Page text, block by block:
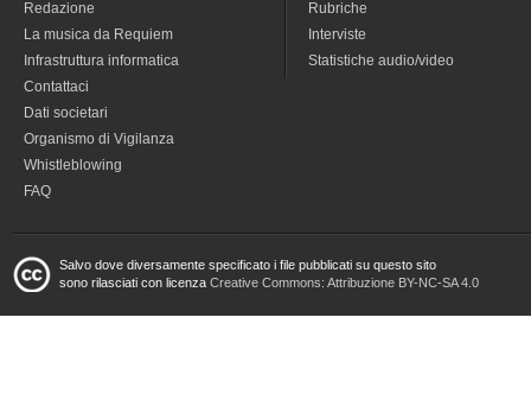
Redazione
La musica da Requiem
Infrastruttura informatica
Contattaci
Dati societari
Organismo di Vigilanza
Whistleblowing
FAQ
Rubriche
Interviste
Statistiche audio/video
Salvo dove diversamente specificato i file pubblicati su questo sito
sono rilasciati con licenza Creative Commons: Attribuzione BY-NC-SA 4.0